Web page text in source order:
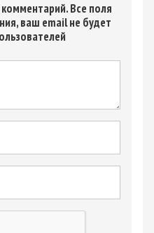
Все поля
ваш email не будет